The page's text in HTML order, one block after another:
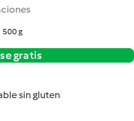
500 g
gratis
sin gluten